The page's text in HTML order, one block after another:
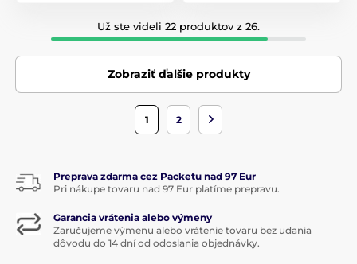
Už ste videli 22 produktov z 26.
Zobraziť ďalšie produkty
1 2
Preprava zdarma cez Packetu nad 97 Eur
Pri nákupe tovaru nad 97 Eur platíme prepravu.
Garancia vrátenia alebo výmeny
Zaručujeme výmenu alebo vrátenie tovaru bez udania
dôvodu do 14 dní od odoslania objednávky.